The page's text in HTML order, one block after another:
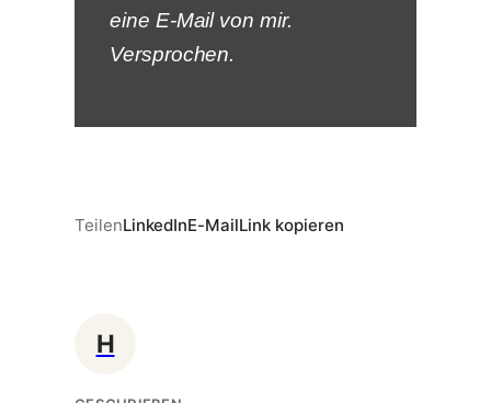
eine E-Mail von mir.
Versprochen.
TeilenLinkedInE-MailLink kopieren
H